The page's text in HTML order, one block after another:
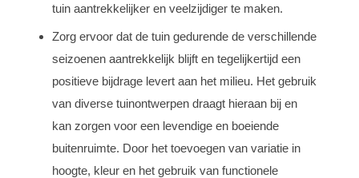
tuin aantrekkelijker en veelzijdiger te maken.
Zorg ervoor dat de tuin gedurende de verschillende
seizoenen aantrekkelijk blijft en tegelijkertijd een
positieve bijdrage levert aan het milieu. Het gebruik
van diverse tuinontwerpen draagt hieraan bij en
kan zorgen voor een levendige en boeiende
buitenruimte. Door het toevoegen van variatie in
hoogte, kleur en het gebruik van functionele